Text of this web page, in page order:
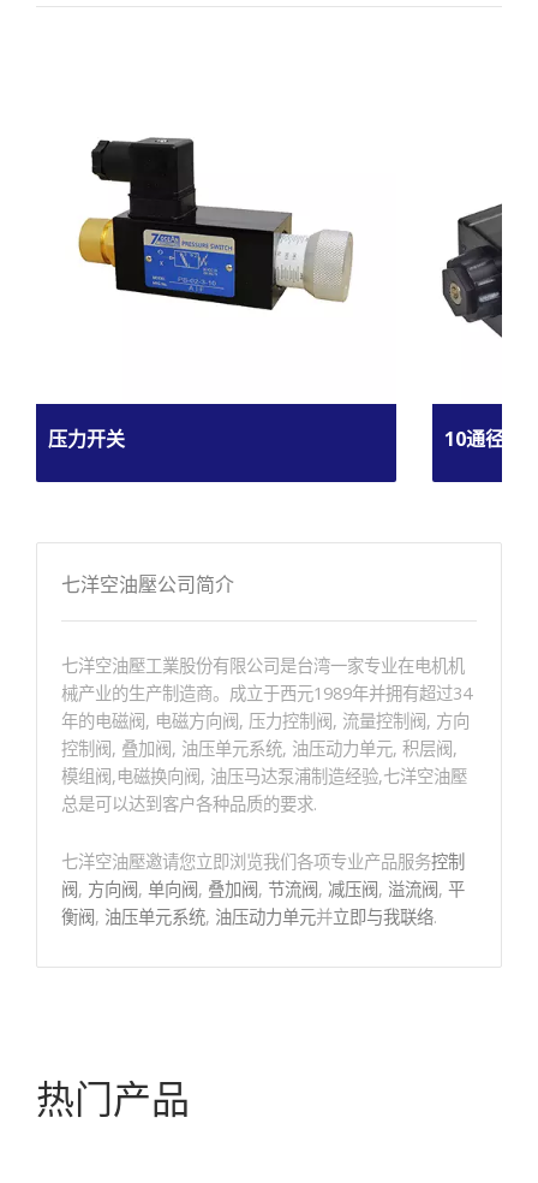
压力开关 10通径电
七洋空油壓公司简介
七洋空油壓工業股份有限公司是台湾一家专业在电机机
械产业的生产制造商。成立于西元1989年并拥有超过34
年的电磁阀, 电磁方向阀, 压力控制阀, 流量控制阀, 方向
控制阀, 叠加阀, 油压单元系统, 油压动力单元, 积层阀,
模组阀,电磁换向阀, 油压马达泵浦制造经验,七洋空油壓
总是可以达到客户各种品质的要求.
七洋空油壓邀请您立即浏览我们各项专业产品服务控制
阀, 方向阀, 单向阀, 叠加阀, 节流阀, 减压阀, 溢流阀, 平
衡阀, 油压单元系统, 油压动力单元并立即与我联络.
热门产品